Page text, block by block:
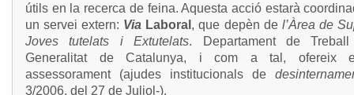
útils en la recerca de feina. Aquesta acció estarà
un servei extern: Via Laboral, que depèn de l’Àrea de
Joves tutelats i Extutelats. Departament de
Generalitat de Catalunya, i com a tal, ofereix
assessorament (ajudes institucionals de
3/2006, del 27 de Juliol-).